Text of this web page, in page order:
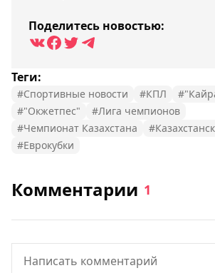
Поделитесь новостью:
Теги:
#Спортивные новости #КПЛ
#"Окжетпес"
#Лига чемпионов
#Чемпионат Казахстана
#Еврокубки
Комментарии 1